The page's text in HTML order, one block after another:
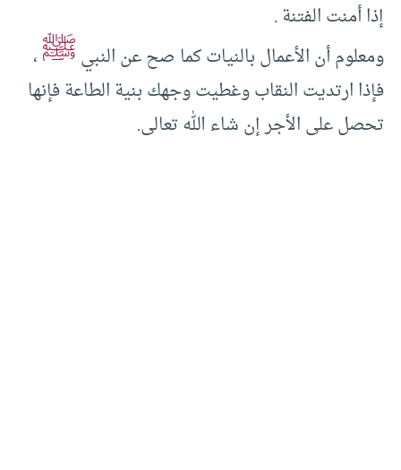
إذا أمنت الفتنة .
ومعلوم أن الأعمال بالنيات كما صح عن النبيﷺ،
فإذا ارتديت النقاب وغطيت وجهك بنية الطاعة فإنها
تحصل على الأجر إن شاء الله تعالى.